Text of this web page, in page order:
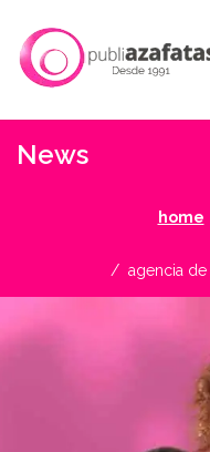
News
home
agencia de